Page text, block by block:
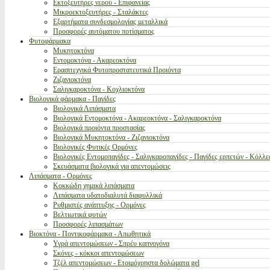
Εκτοξευτήρες νερού - Επιφανείας
Μικροεκτοξευτήρες - Σταλάκτες
Εξαρτήματα συνδεσμολογίας μεταλλικά
Προσφορές αυτόματου ποτίσματος
Φυτοφάρμακα
Μυκητοκτόνα
Εντομοκτόνα - Ακαρεοκτόνα
Ερασιτεχνικά Φυτοπροστατευτικά Προιόντα
Ζιζανιοκτόνα
Σαλιγκαροκτόνα - Κοχλιοκτόνα
Βιολογικά φάρμακα - Παγίδες
Βιολογικά Λιπάσματα
Βιολογικά Εντομοκτόνα - Ακαρεοκτόνα - Σαλιγκαροκτόνα
Βιολογικά προιόντα προστασίας
Βιολογικά Μυκητοκτόνα - Ζιζανιοκτόνα
Βιολογικές Φυτικές Ορμόνες
Βιολογικές Εντομοπαγίδες - Σαλιγκαροπαγίδες - Παγίδες ερπετών -
Σκευάσματα βιολογικά για απεντομώσεις
Λιπάσματα - Ορμόνες
Κοκκώδη χημικά λιπάσματα
Λιπάσματα υδατοδιαλυτά διαφυλλικά
Ρυθμιστές ανάπτυξης - Ορμόνες
Βελτιωτικά φυτών
Προσφορές λιπασμάτων
Βιοκτόνα - Ποντικοφάρμακα - Απωθητικά
Υγρά απεντομώσεων - Σπρέυ καπνογόνα
Σκόνες - κόκκοι απεντομώσεων
Τζέλ απεντομώσεων - Ετοιμόχρηστα δολώματα gel